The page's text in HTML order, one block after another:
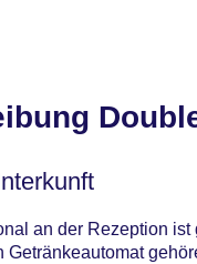
an der Rezeption